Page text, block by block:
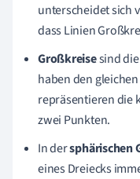
unterscheidet sich
dass Linien
Großkreisesind
haben den
repräsentieren die
zwei Punkten.
In dersphärischen
eines Dreiecks